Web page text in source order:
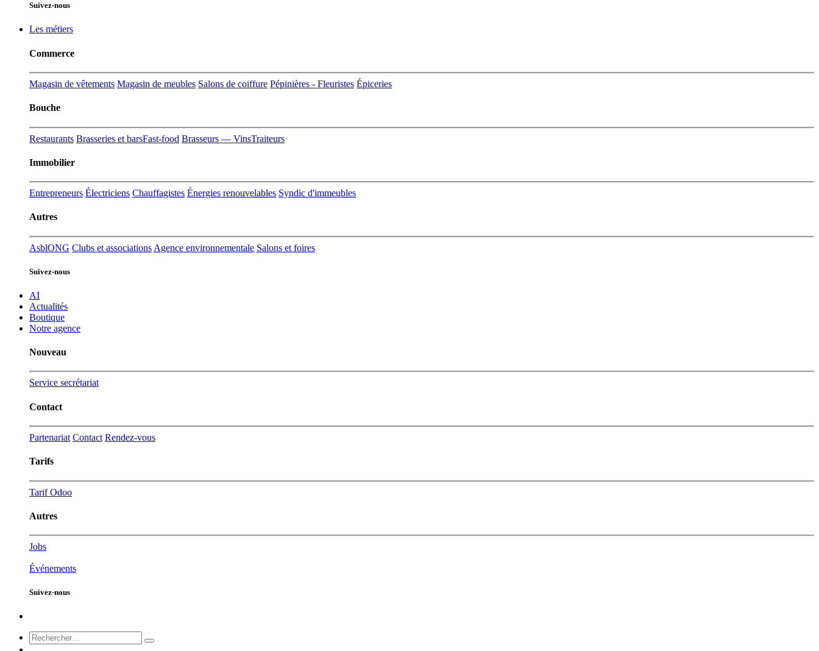
Suivez-nous
Les métiers
Commerce
Magasin de vêtements Magasin de meubles Salons de coiffure Pépinières - Fleuristes Épiceries
Bouche
Restaurants Brasseries et barsFast-food Brasseurs — VinsTraiteurs
Immobilier
Entrepreneurs Électriciens Chauffagistes Énergies renouvelables Syndic d'immeubles
Autres
AsblONG Clubs et associations Agence environnementale Salons et foires
Suivez-nous
AI
Actualités
Boutique
Notre agence
Nouveau
Service secrétariat
Contact
Partenariat Contact Rendez-vous
Tarifs
Tarif Odoo
Autres
Jobs
Événements
Suivez-nous